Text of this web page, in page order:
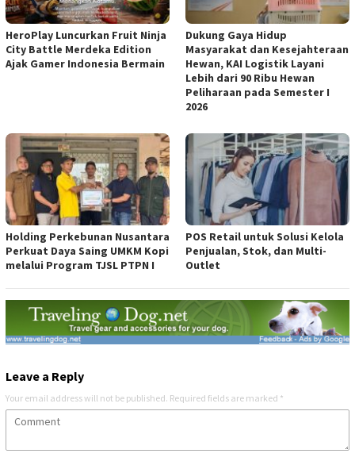
HeroPlay Luncurkan Fruit Ninja
City Battle Merdeka Edition
Ajak Gamer Indonesia Bermain
Dukung Gaya Hidup
Masyarakat dan Kesejahteraan
Hewan, KAI Logistik Layani
Lebih dari 90 Ribu Hewan
Peliharaan pada Semester I
2026
Holding Perkebunan Nusantara
Perkuat Daya Saing UMKM Kopi
melalui Program TJSL PTPN I
POS Retail untuk Solusi Kelola
Penjualan, Stok, dan Multi-
Outlet
Leave a Reply
Your email address will not be published. Required fields are marked *